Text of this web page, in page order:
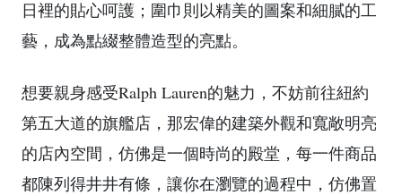
日裡的貼心呵護；圍巾則以精美的圖案和細膩的工
藝，成為點綴整體造型的亮點。
想要親身感受Ralph Lauren的魅力，不妨前往紐約
第五大道的旗艦店，那宏偉的建築外觀和寬敞明亮
的店內空間，仿佛是一個時尚的殿堂，每一件商品
都陳列得井井有條，讓你在瀏覽的過程中，仿佛置